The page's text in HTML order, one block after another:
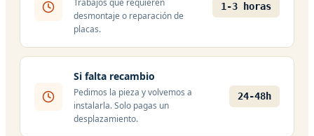
desmontaje o reparación de
placas.
1-3 horas
Si falta recambio
Pedimos la pieza y volvemos a
instalarla. Solo pagas un
desplazamiento.
24-48h